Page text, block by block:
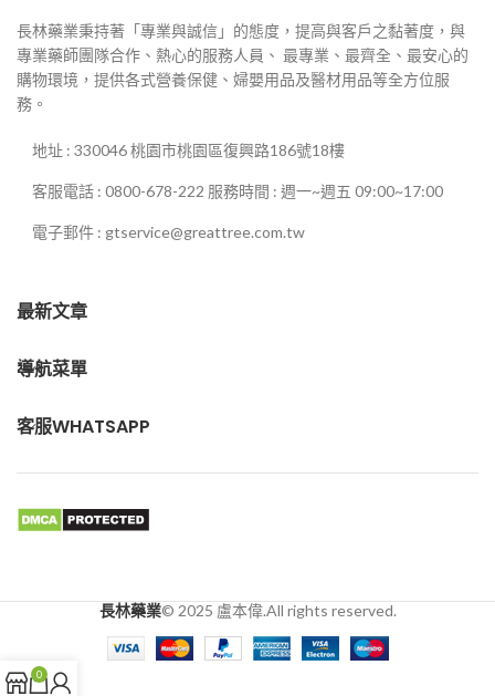
長林藥業秉持著「專業與誠信」的態度，提高與客戶之黏著度，與
專業藥師團隊合作、熱心的服務人員、 最專業、最齊全、最安心的
購物環境，提供各式營養保健、婦嬰用品及醫材用品等全方位服
務。
地址 : 330046 桃園市桃園區復興路186號18樓
客服電話 : 0800-678-222 服務時間 : 週一~週五 09:00~17:00
電子郵件 : gtservice@greattree.com.tw
最新文章
導航菜單
客服WHATSAPP
長林藥業© 2025 盧本偉.All rights reserved.
0